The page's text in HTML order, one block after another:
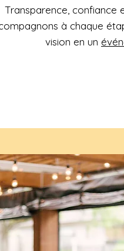
Transparence, confiance
à chaque
vision en un